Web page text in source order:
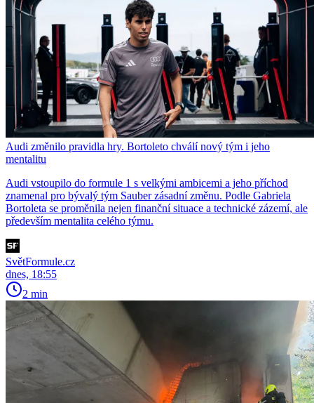
Audi změnilo pravidla hry. Bortoleto chválí nový tým i jeho
mentalitu
Audi vstoupilo do formule 1 s velkými ambicemi a jeho příchod
znamenal pro bývalý tým Sauber zásadní změnu. Podle Gabriela
Bortoleta se proměnila nejen finanční situace a technické zázemí, ale
především mentalita celého týmu.
SvětFormule.cz
dnes, 18:55
2 min